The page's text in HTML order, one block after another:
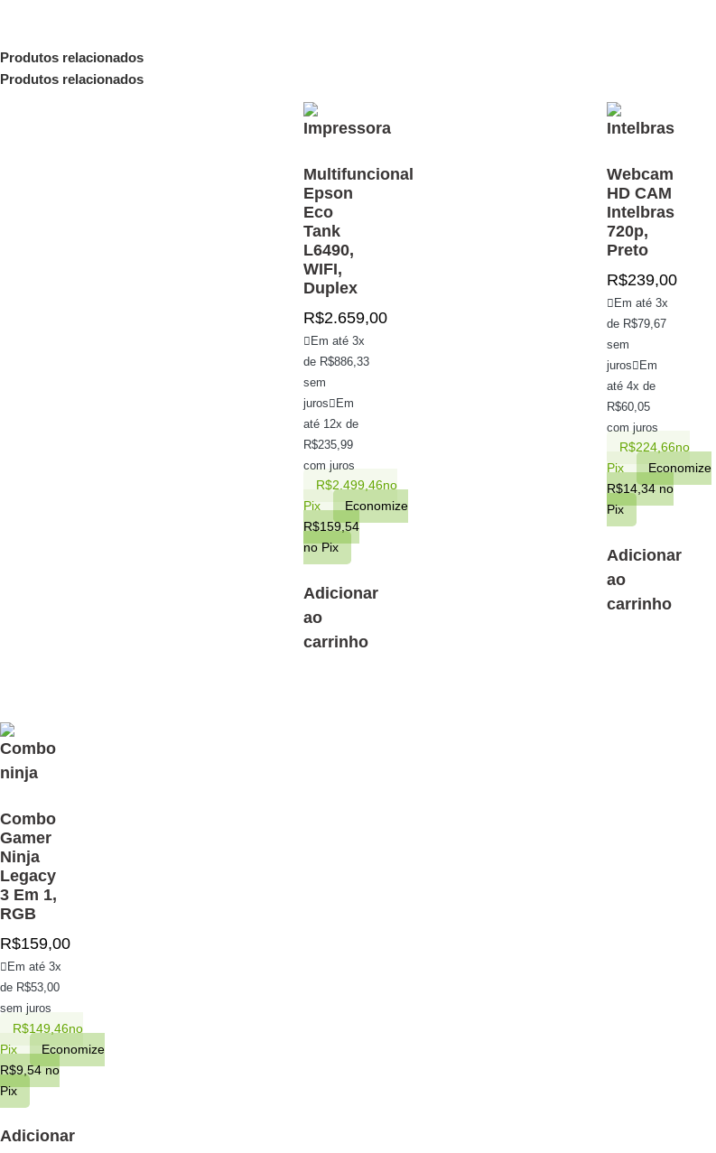
Produtos relacionados
Produtos relacionados
Multifuncional
Epson
Eco
Tank
L6490,
WIFI,
Duplex
R$2.659,00
Em até 3x
de R$886,33
sem
juros
Em
até 12x de
R$235,99
com juros
R$2.499,46no
Pix
Economize
R$159,54
no Pix
Adicionar
ao
carrinho
Webcam
HD CAM
Intelbras
720p,
Preto
R$239,00
Em até 3x
de R$79,67
sem
juros
Em
até 4x de
R$60,05
com juros
R$224,66no
Pix
Economize
R$14,34no
Pix
Adicionar
ao
carrinho
Combo
Gamer
Ninja
Legacy
3 Em 1,
RGB
R$159,00
Em até 3x
de R$53,00
sem juros
R$149,46no
Pix
Economize
R$9,54no
Pix
Adicionar